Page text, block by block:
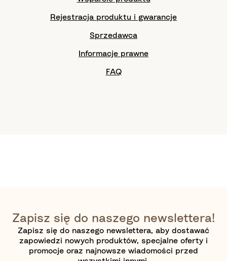
Rejestracja produktu i gwarancje
Sprzedawca
Informacje prawne
FAQ
Zapisz się do naszego newslettera!
Zapisz się do naszego newslettera, aby dostawać
zapowiedzi nowych produktów, specjalne oferty i
promocje oraz najnowsze wiadomości przed